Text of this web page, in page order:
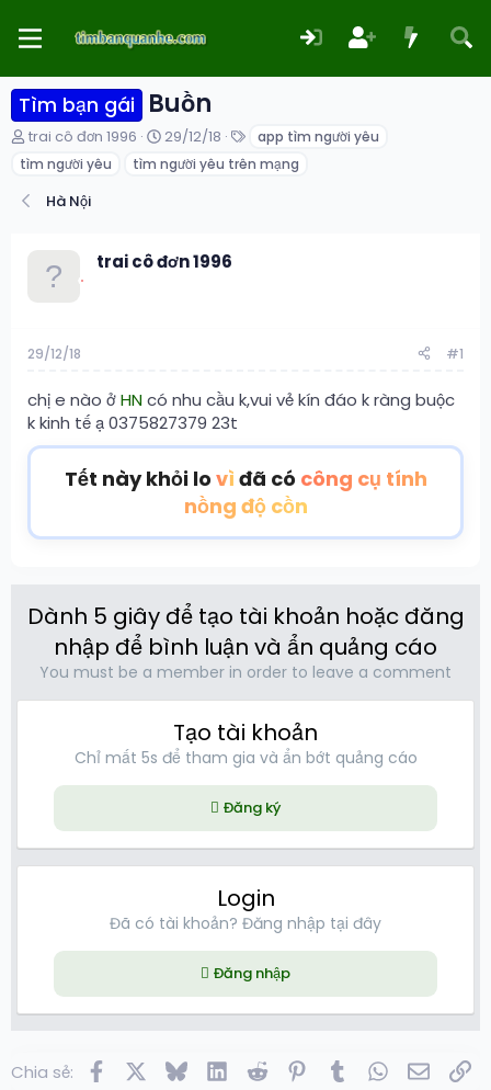
Tìm bạn gái Buồn
T
r
e
a
e
trai cô đơn 1996
N
à
i
29/12/18
k
app tìm người yêu
tìm người yêu
tìm người yêu trên mạng
Hà Nội
trai cô đơn 1996
29/12/18 #1
chị e nào ởHNcó nhu cầu k,vui vẻ kín đáo k ràng buộc
k kinh tế ạ 0375827379 23t
Tết này khỏi lo vì đã có công cụ tính
nồng độ cồn
Dành 5 giây để tạo tài khoản hoặc đăng
nhập để bình luận và ẩn quảng cáo
You must be a member in order to leave a comment
Tạo tài khoản
Chỉ mất 5s để tham gia và ẩn bớt quảng cáo
Đăng ký
Login
Đã có tài khoản? Đăng nhập tại đây
Đăng nhập
Chia sẻ: FacebookBlueskyLinkedInReddit Pinterest
Tumblr WhatsApp
Email